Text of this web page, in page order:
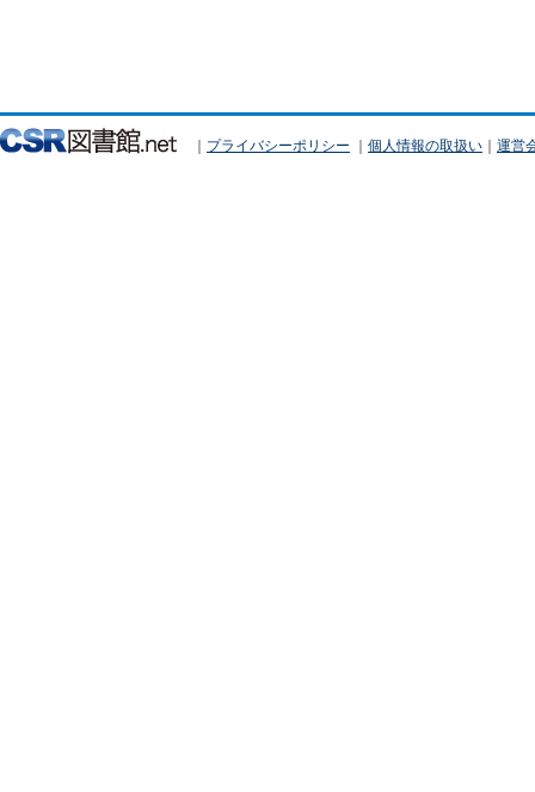
｜ プライバシーポリシー ｜ 個人情報の取扱い ｜ 運営